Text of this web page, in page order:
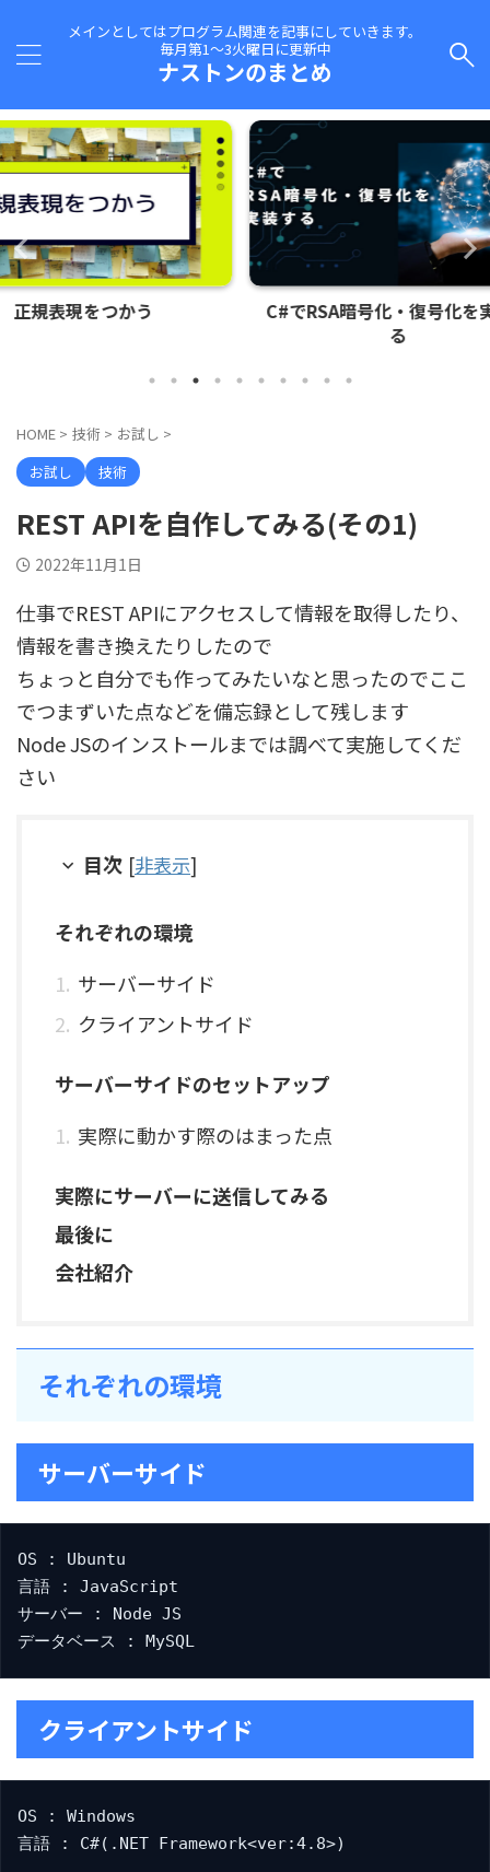
メインとしてはプログラム関連を記事にしていきます。
毎月第1～3火曜日に更新中
ナストンのまとめ
C#でRSA暗号化・復号化を実装す
HOME > 技術 > お試し >
お試し
技術
REST APIを自作してみる(その1)
2022年11月1日
仕事でREST APIにアクセスして情報を取得したり、
情報を書き換えたりしたので
ちょっと自分でも作ってみたいなと思ったのでここ
でつまずいた点などを備忘録として残します
Node JSのインストールまでは調べて実施してくだ
さい
目次 [非表示]
それぞれの環境
サーバーサイド
クライアントサイド
サーバーサイドのセットアップ
実際に動かす際のはまった点
実際にサーバーに送信してみる
最後に
会社紹介
それぞれの環境
サーバーサイド
OS : Ubuntu
言語 : JavaScript
サーバー : Node JS
データベース : MySQL
クライアントサイド
OS : Windows
言語 : C#(.NET Framework<ver:4.8>)